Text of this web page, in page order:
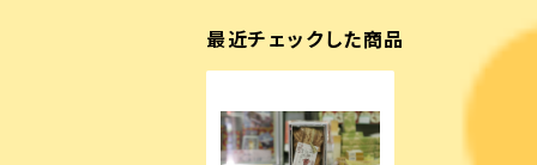
最近チェックした商品